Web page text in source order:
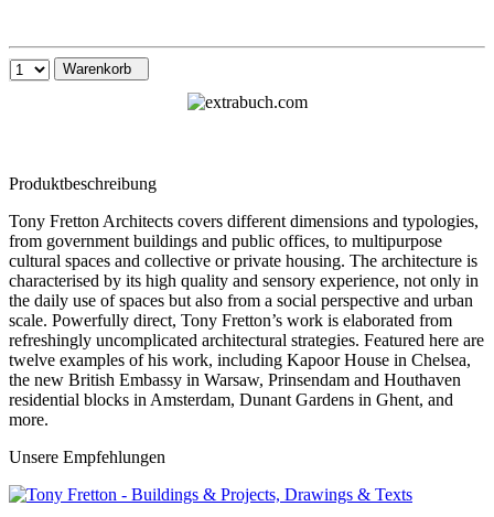
Warenkorb
Produktbeschreibung
Tony Fretton Architects covers different dimensions and typologies,
from government buildings and public offices, to multipurpose
cultural spaces and collective or private housing. The architecture is
characterised by its high quality and sensory experience, not only in
the daily use of spaces but also from a social perspective and urban
scale. Powerfully direct, Tony Fretton’s work is elaborated from
refreshingly uncomplicated architectural strategies. Featured here are
twelve examples of his work, including Kapoor House in Chelsea,
the new British Embassy in Warsaw, Prinsendam and Houthaven
residential blocks in Amsterdam, Dunant Gardens in Ghent, and
more.
Unsere Empfehlungen